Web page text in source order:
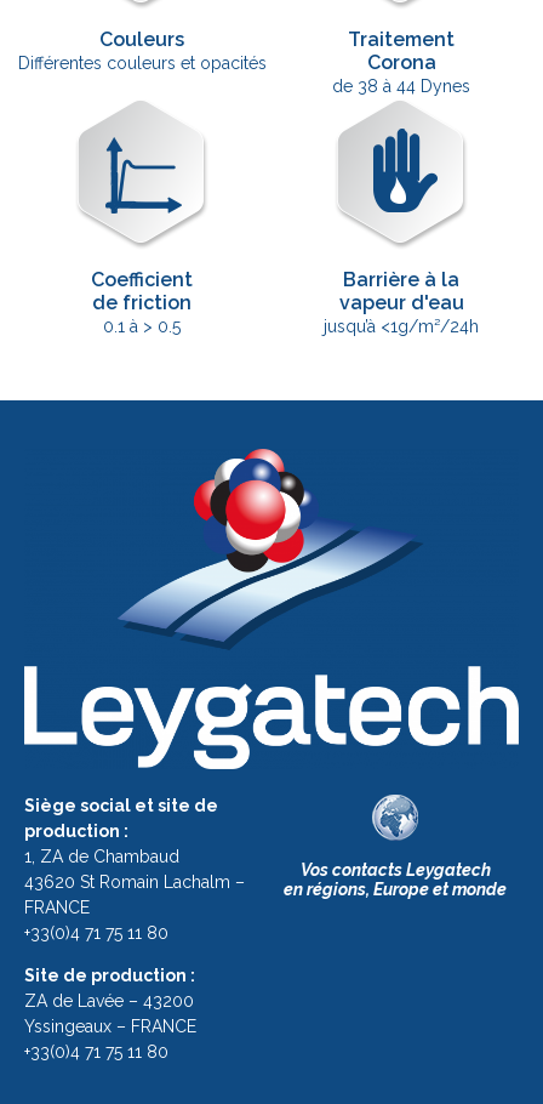
Couleurs
Différentes couleurs et opacités
Traitement
Corona
de 38 à 44 Dynes
Coefficient
de friction
0.1 à > 0.5
Barrière à la
vapeur d'eau
jusqu’à <1g/m²/24h
Siège social et site de
production :
1, ZA de Chambaud
43620 St Romain Lachalm –
FRANCE
+33(0)4 71 75 11 80
Site de production :
ZA de Lavée – 43200
Yssingeaux – FRANCE
+33(0)4 71 75 11 80
Vos contacts Leygatech
en régions, Europe et monde